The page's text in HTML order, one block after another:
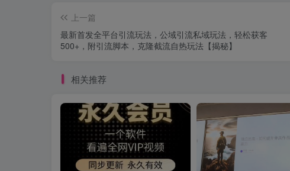
上一篇
最新首发全平台引流玩法，公域引流私域玩法，轻松获客
500+，附引流脚本，克隆截流自热玩法【揭秘】
相关推荐